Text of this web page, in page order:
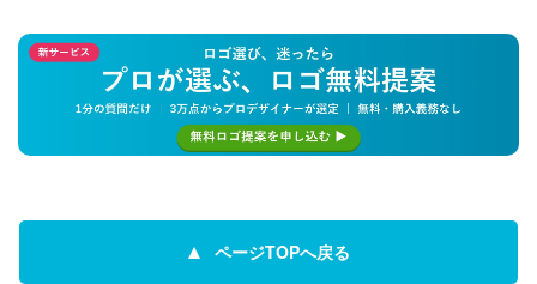
ページTOPへ戻る